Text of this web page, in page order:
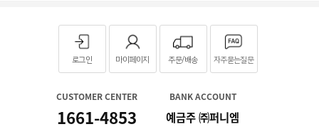
로그인 마이페이지 주문/배송 자주묻는질문
CUSTOMER CENTER
1661-4853
BANK ACCOUNT
예금주 ㈜퍼니엠